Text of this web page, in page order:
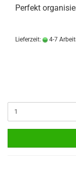
Perfekt
Lieferzeit: 4-7